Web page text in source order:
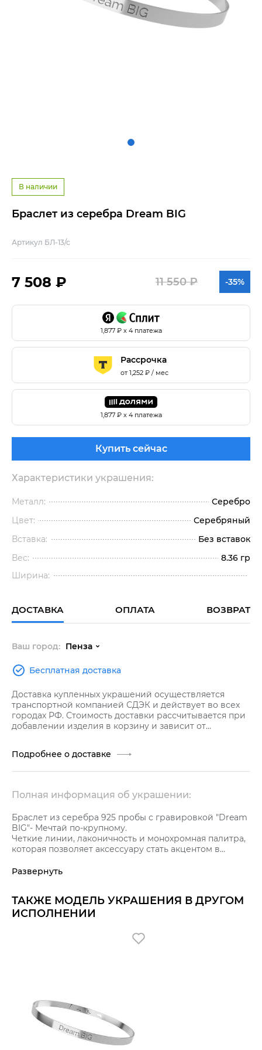
В наличии
Браслет из серебра Dream BIG
Артикул БЛ-13/с
7 508 ₽ 11 550 ₽ -35%
1,877₽ х 4 платежа
Рассрочка
от1,252 ₽ / мес
1,877₽ х 4 платежа
Купить сейчас
Характеристики украшения:
Металл:
Серебро
Цвет:
Серебряный
Вставка:
Без вставок
Вес:
8.36 гр
Ширина:
ДОСТАВКА ОПЛАТА ВОЗВРАТ
Ваш город: Пенза
Бесплатная доставка
Доставка купленных украшений осуществляется
транспортной компанией СДЭК и действует во всех
городах РФ. Стоимость доставки рассчитывается при
добавлении изделия в корзину и зависит от
Подробнее о доставке
Полная информация об украшении:
Браслет из серебра 925 пробы с гравировкой "Dream
BIG"- Мечтай по-крупному.
Четкие линии, лаконичность и монохромная палитра,
которая позволяет аксессуару стать акцентом в
украшению прилагается сертификат качества от
Развернуть
ТАКЖЕ МОДЕЛЬ УКРАШЕНИЯ В ДРУГОМ
ИСПОЛНЕНИИ